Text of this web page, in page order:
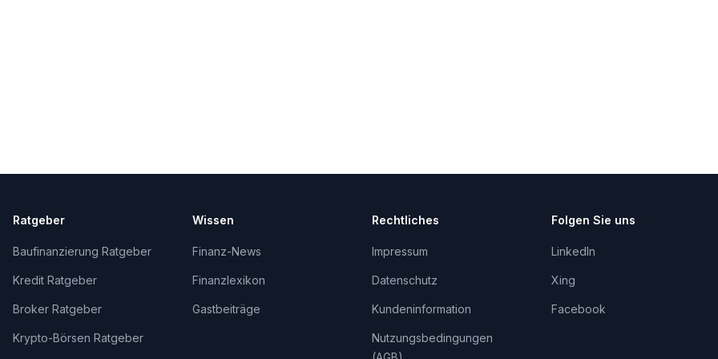
Ratgeber
Baufinanzierung Ratgeber
Kredit Ratgeber
Broker Ratgeber
Krypto-Börsen Ratgeber
Wissen
Finanz-News
Finanzlexikon
Gastbeiträge
Rechtliches
Impressum
Datenschutz
Kundeninformation
Nutzungsbedingungen
Folgen Sie uns
LinkedIn
Xing
Facebook